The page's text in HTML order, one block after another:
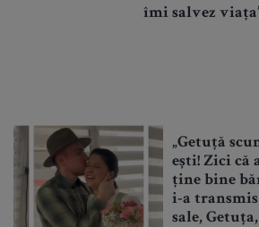
îmi salvez
„Getuță
ești! Zici că
ține bine
i-a
sale,